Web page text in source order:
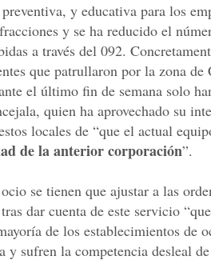
y educativa para los
y se ha reducido el
a través del 092.
que patrullaron por la zona de
el último fin de semana solo
quien ha aprovechado su
locales de “que el actual
de la anterior corporación”.
se tienen que ajustar a las
dar cuenta de este servicio
de los establecimientos de
y sufren la competencia desleal